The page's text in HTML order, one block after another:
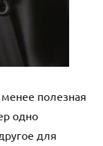
полезная
одно
для